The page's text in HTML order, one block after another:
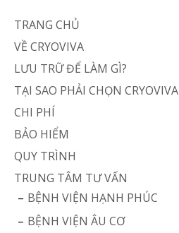
TRANG CHỦ
VỀ CRYOVIVA
LƯU TRỮ ĐỂ LÀM GÌ?
TẠI SAO PHẢI CHỌN CRYOVIVA
CHI PHÍ
BẢO HIỂM
QUY TRÌNH
TRUNG TÂM TƯ VẤN
BỆNH VIỆN HẠNH PHÚC
BỆNH VIỆN ÂU CƠ